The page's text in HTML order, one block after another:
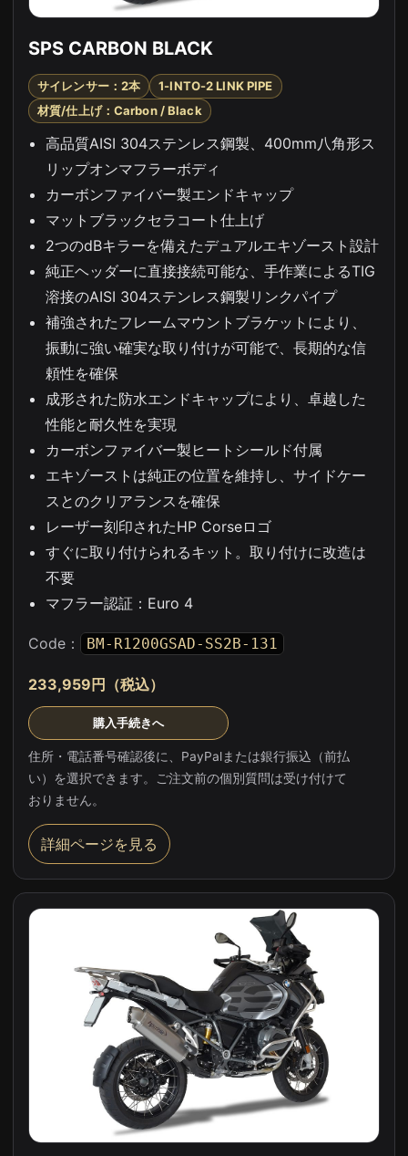
SPS CARBON BLACK
サイレンサー：2本
1-INTO-2 LINK PIPE
材質/仕上げ：Carbon / Black
高品質AISI 304ステンレス鋼製、400mm八角形ス
リップオンマフラーボディ
カーボンファイバー製エンドキャップ
マットブラックセラコート仕上げ
2つのdBキラーを備えたデュアルエキゾースト設計
純正ヘッダーに直接接続可能な、手作業によるTIG
溶接のAISI 304ステンレス鋼製リンクパイプ
補強されたフレームマウントブラケットにより、
振動に強い確実な取り付けが可能で、長期的な信
頼性を確保
成形された防水エンドキャップにより、卓越した
性能と耐久性を実現
カーボンファイバー製ヒートシールド付属
エキゾーストは純正の位置を維持し、サイドケー
スとのクリアランスを確保
レーザー刻印されたHP Corseロゴ
すぐに取り付けられるキット。取り付けに改造は
不要
マフラー認証：Euro 4
Code： BM-R1200GSAD-SS2B-131
233,959円（税込）
購入手続きへ
住所・電話番号確認後に、PayPalまたは銀行振込（前払
い）を選択できます。ご注文前の個別質問は受け付けて
おりません。
詳細ページを見る